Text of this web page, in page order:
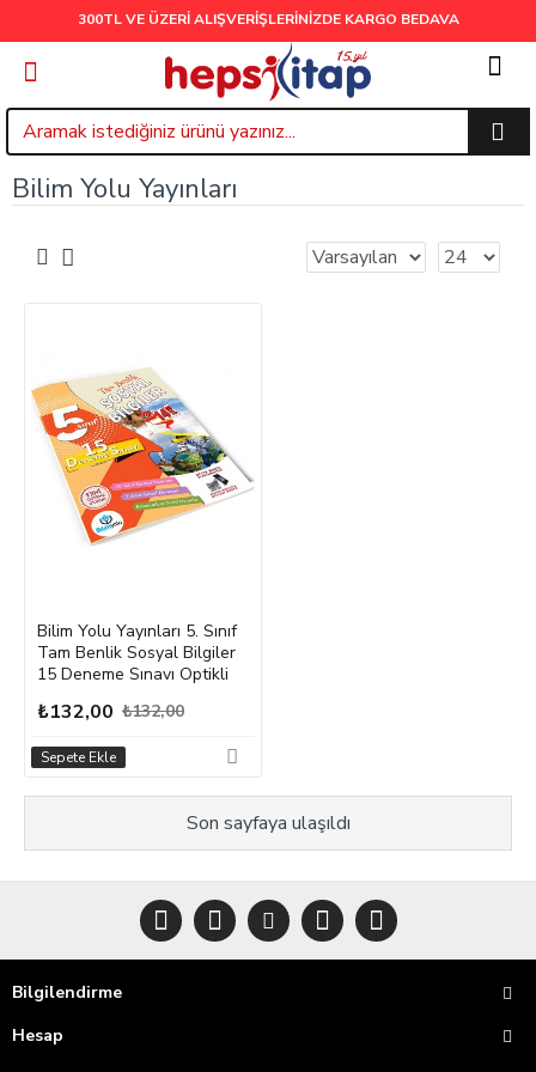
300TL VE ÜZERİ ALIŞVERİŞLERİNİZDE KARGO BEDAVA
Bilim Yolu Yayınları
Bilim Yolu Yayınları 5. Sınıf
Tam Benlik Sosyal Bilgiler
15 Deneme Sınavı Optikli
₺132,00 ₺132,00
Sepete Ekle
Son sayfaya ulaşıldı
Bilgilendirme
Hesap